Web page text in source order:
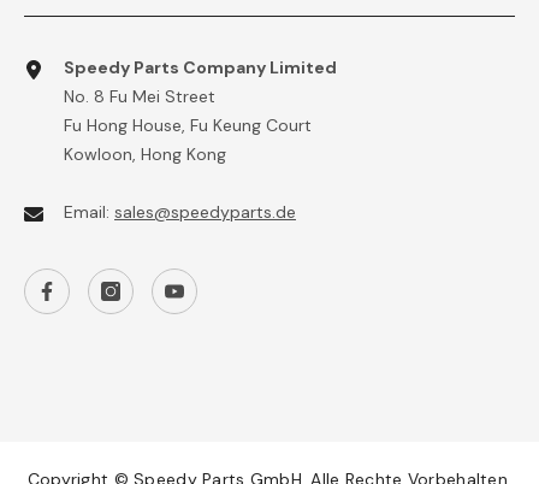
Speedy Parts Company Limited
No. 8 Fu Mei Street
Fu Hong House, Fu Keung Court
Kowloon, Hong Kong
Email: sales@speedyparts.de